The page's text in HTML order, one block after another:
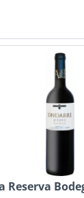
Reserva